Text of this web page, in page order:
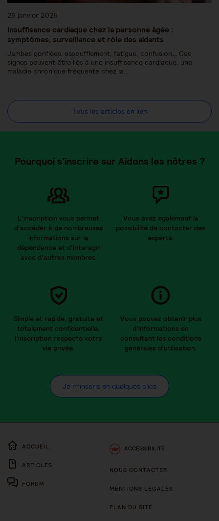
26 janvier 2026
Insuffisance cardiaque chez la personne âgée :
symptômes, surveillance et rôle des aidants
Jambes gonflées, essoufflement, fatigue, confusion… Ces
signes peuvent être liés à une insuffisance cardiaque, une
maladie chronique fréquente chez la…
Tous les articles en lien
Pourquoi s’inscrire sur Aidons les nôtres ?
L’inscription vous permet
d’accéder à de nombreuses
informations sur la
dépendance et d’interagir
avec d’autres membres.
Vous avez également la
possibilité de contacter des
experts.
Simple et rapide, gratuite et
totalement confidentielle,
l’inscription respecte votre
vie privée.
Vous pouvez obtenir plus
d’informations en
consultant les conditions
générales d’utilisation.
Je m’inscris en quelques clics
ACCUEIL
ARTICLES
FORUM
ACCESSIBILITÉ
NOUS CONTACTER
MENTIONS LÉGALES
PLAN DU SITE